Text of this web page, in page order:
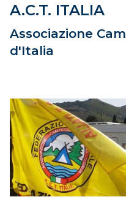
A.C.T. ITALIA
Associazione
d'Italia